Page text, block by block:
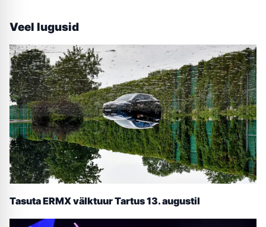
Veel lugusid
Tasuta ERMX välktuur Tartus 13. augustil